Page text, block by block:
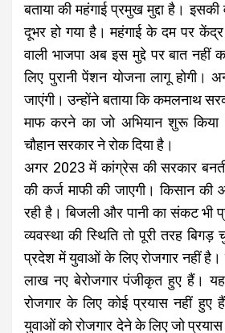
बताया की महंगाई प्रमुख मुद्दा है।
दूभर हो गया है। महंगाई के दम पर
वाली भाजपा अब इस मुद्दे पर बात नहीं
लिए पुरानी पेंशन योजना लागू होगी।
जाएंगी। उन्होंने बताया कि कमलनाथ
माफ करने का जो अभियान शुरू किया
चौहान सरकार ने रोक दिया है।
अगर 2023 में कांग्रेस की सरकार बनती
की कर्ज माफी की जाएगी। किसान की
रही है। बिजली और पानी का संकट भी
व्यवस्था की स्थिति तो पूरी तरह
प्रदेश में युवाओं के लिए रोजगार नहीं
लाख नए बेरोजगार पंजीकृत हुए हैं। यह
रोजगार के लिए कोई प्रयास नहीं हुए
युवाओं को रोजगार देने के लिए जो